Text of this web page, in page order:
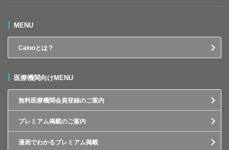
MENU
Calooとは？
医療機関向けMENU
無料医療機関会員登録のご案内
プレミアム掲載のご案内
漫画でわかるプレミアム掲載